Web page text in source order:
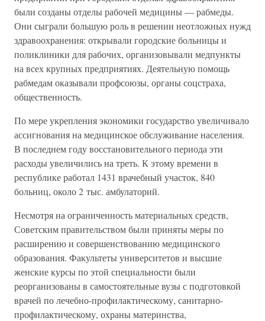
были созданы отделы рабочей медицины — рабмеды.
Они сыграли большую роль в решении неотложных нужд
здравоохранения: открывали городские больницы и
поликлиники для рабочих, организовывали медпункты
на всех крупных предприятиях. Деятельную помощь
рабмедам оказывали профсоюзы, органы соцстраха,
общественность.
По мере укрепления экономики государство увеличивало
ассигнования на медицинское обслуживание населения.
В последнем году восстановительного периода эти
расходы увеличились на треть. К этому времени в
республике работал 1431 врачебный участок, 840
больниц, около 2 тыс. амбулаторий.
Несмотря на ограниченность материальных средств,
Советским правительством были приняты меры по
расширению и совершенствованию медицинского
образования. Факультеты университетов и высшие
женские курсы по этой специальности были
реорганизованы в самостоятельные вузы с подготовкой
врачей по лечебно-профилактическому, санитарно-
профилактическому, охраны материнства,